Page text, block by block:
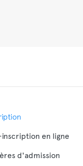
en ligne
d'admission